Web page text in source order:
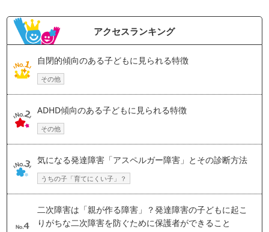
アクセスランキング
自閉的傾向のある子どもに見られる特徴
その他
ADHD傾向のある子どもに見られる特徴
その他
気になる発達障害「アスペルガー障害」とその診断方法
うちの子「育てにくい子」？
二次障害は「親が作る障害」？発達障害の子どもに起こ
りがちな二次障害を防ぐために保護者ができること